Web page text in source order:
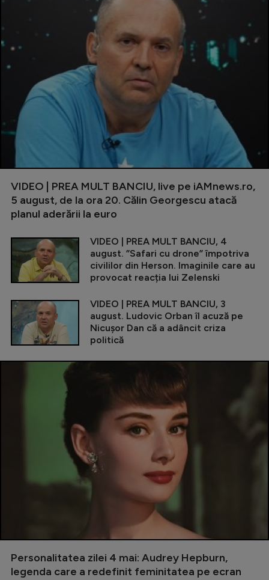
VIDEO | PREA MULT BANCIU, live pe iAMnews.ro,
5 august, de la ora 20. Călin Georgescu atacă
planul aderării la euro
VIDEO | PREA MULT BANCIU, 4
august. ”Safari cu drone” împotriva
civililor din Herson. Imaginile care au
provocat reacția lui Zelenski
VIDEO | PREA MULT BANCIU, 3
august. Ludovic Orban îl acuză pe
Nicușor Dan că a adâncit criza
politică
Personalitatea zilei 4 mai: Audrey Hepburn,
legenda care a redefinit feminitatea pe ecran